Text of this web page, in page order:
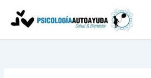
contenido